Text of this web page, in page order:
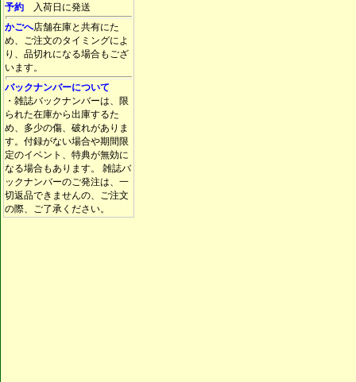
予約 入荷日に発送
かごへ店舗在庫と共有にた
め、ご注文のタイミングによ
り、品切れになる場合もござ
います。
バックナンバーについて
・雑誌バックナンバーは、限
られた在庫から出庫するた
め、多少の傷、破れがありま
す。付録がない場合や期間限
定のイベント、特典が無効に
なる場合もあります。 雑誌バ
ックナンバーのご発注は、一
切返品できませんの、ご注文
の際、ご了承ください。